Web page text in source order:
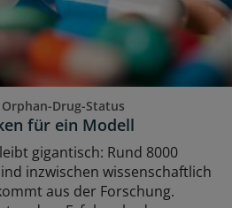
Drug-Status
für ein Modell
gigantisch: Rund 8000
inzwischen wissenschaftlich
aus der Forschung.